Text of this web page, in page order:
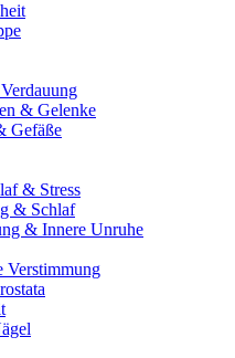
& Gelenke
Gefäße
& Stress
& Schlaf
& Innere Unruhe
Verstimmung